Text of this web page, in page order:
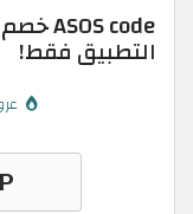
التطبيق فقط!